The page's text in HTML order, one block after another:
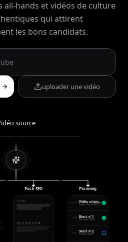
all-hands et vidéos de culture
qui attirent
les bons candidats.
uploader une vidéo
source
Pack SEO
TITRE
DESCRIPTION
Planning
Vidéo originale
Aujourd'hui, 14:00
Short n°1
Demain, 09:00
Short n°2
12 mai, 16:30